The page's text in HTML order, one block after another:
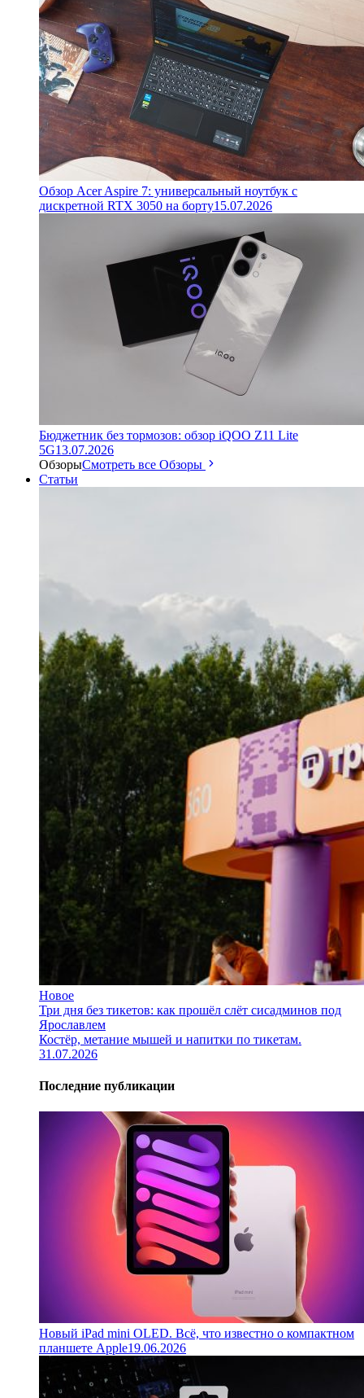
Обзор Acer Aspire 7: универсальный ноутбук с
дискретной RTX 3050 на борту15.07.2026
Бюджетник без тормозов: обзор iQOO Z11 Lite
5G13.07.2026
ОбзорыСмотреть все Обзоры
Статьи
Новое
Три дня без тикетов: как прошёл слёт сисадминов под
Ярославлем
Костёр, метание мышей и напитки по тикетам.
31.07.2026
Последние публикации
Новый iPad mini OLED. Всё, что известно о компактном
планшете Apple19.06.2026